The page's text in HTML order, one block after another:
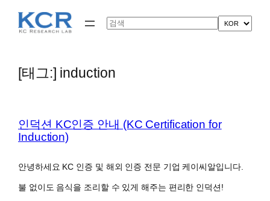
Search
[태그:] induction
인덕션 KC인증 안내 (KC Certification for
Induction)
안녕하세요 KC 인증 및 해외 인증 전문 기업 케이씨알입니다.
불 없이도 음식을 조리할 수 있게 해주는 편리한 인덕션!